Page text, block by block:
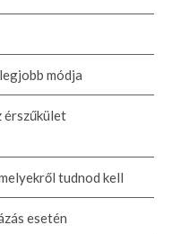
módja
érszűkület
tudnod kell
esetén